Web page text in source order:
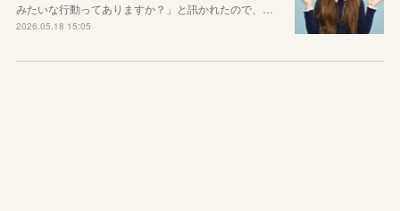
みたいな行動ってありますか？」と訊かれたので、…
2026.05.18 15:05